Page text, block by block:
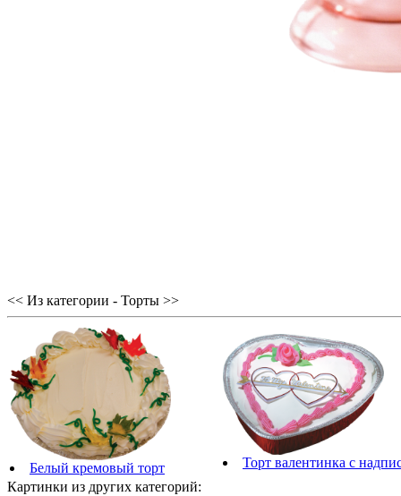
<< Из категории - Торты >>
Белый кремовый торт
Торт валентинка с
Картинки из других категорий: